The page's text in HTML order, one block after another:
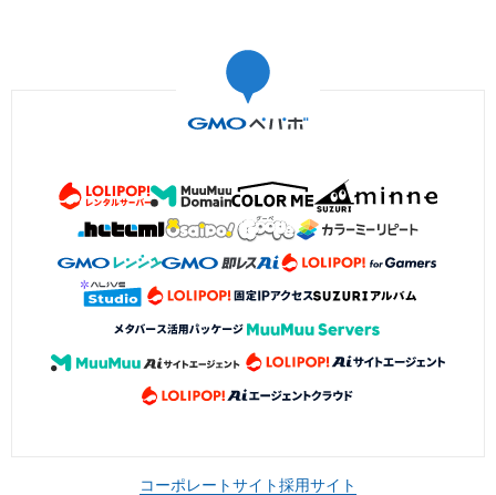
コーポレートサイト採用サイト